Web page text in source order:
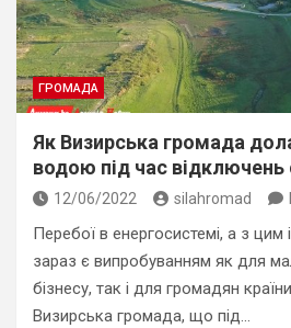
ГРОМАДА
Як Визирська громада
водою під час відключень
12/06/2022 silahromad
Перебої в енергосистемі, а з цим
зараз є випробуванням як для
бізнесу, так і для громадян
Визирська громада, що під…